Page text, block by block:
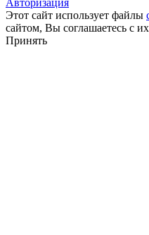
Авторизация
Этот сайт использует файлы
сайтом, Вы соглашаетесь с
Принять